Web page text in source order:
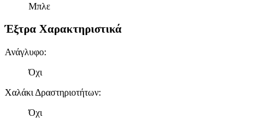
Μπλε
Έξτρα Χαρακτηριστικά
Ανάγλυφο:
Όχι
Χαλάκι Δραστηριοτήτων:
Όχι